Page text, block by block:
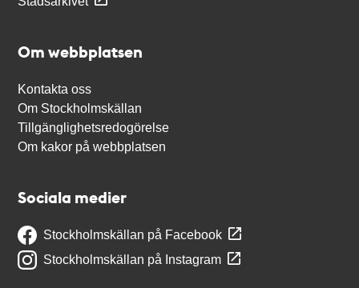
Om webbplatsen
Kontakta oss
Om Stockholmskällan
Tillgänglighetsredogörelse
Om kakor på webbplatsen
Sociala medier
Stockholmskällan på Facebook
Stockholmskällan på Instagram